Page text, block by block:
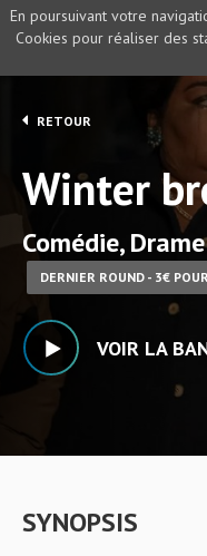
RETOUR
Winter
Comédie,
DERNIER ROUND - 3€
VOIR LA
SYNOPSIS
En poursuivant votre
Cookies pour réaliser des